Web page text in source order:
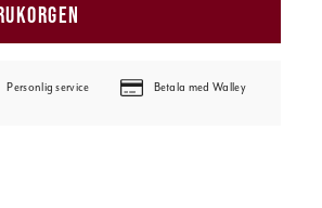
Personlig service Betala med Walley